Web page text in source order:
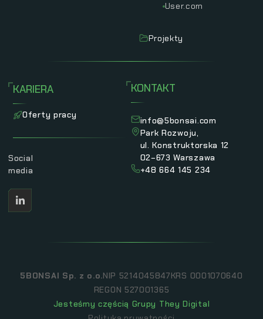
User.com
Projekty
KARIERA
Oferty pracy
Social
media
KONTAKT
info@5bonsai.com
Park Rozwoju,
ul. Konstruktorska 12
02−673 Warszawa
+48 664 145 234
5BONSAI Sp. z o.o.NIP 5214045847KRS 0001070640
REGON 527001365
Jesteśmy częścią Grupy They Digital